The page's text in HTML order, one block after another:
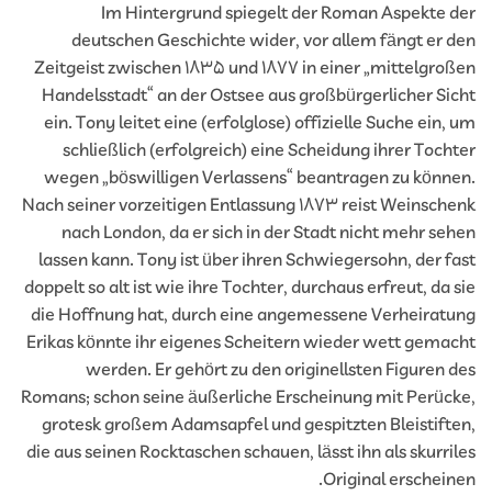
Im Hintergrund spiegelt der Roman Aspekte
deutschen Geschichte wider, vor allem fängt er
Zeitgeist zwischen 1835 und 1877 in einer
Handelsstadt“ an der Ostsee aus großbürgerlicher
ein. Tony leitet eine (erfolglose) offizielle Suche ein,
schließlich (erfolgreich) eine Scheidung ihrer
wegen „böswilligen Verlassens“ beantragen zu
Nach seiner vorzeitigen Entlassung 1873 reist
nach London, da er sich in der Stadt nicht mehr
lassen kann. Tony ist über ihren Schwiegersohn, der
doppelt so alt ist wie ihre Tochter, durchaus erfreut, da
die Hoffnung hat, durch eine angemessene
Erikas könnte ihr eigenes Scheitern wieder wett
werden. Er gehört zu den originellsten Figuren
Romans; schon seine äußerliche Erscheinung mit
grotesk großem Adamsapfel und gespitzten
die aus seinen Rocktaschen schauen, lässt ihn als
Original